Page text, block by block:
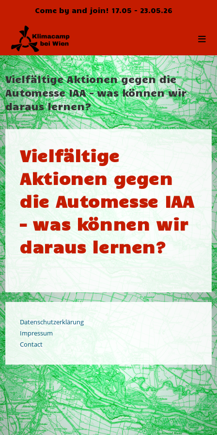
content
Come by and join! 17.05 - 23.05.26
Vielfältige Aktionen gegen die
Automesse IAA – was können wir
daraus lernen?
Vielfältige
Aktionen gegen
die Automesse IAA
– was können wir
daraus lernen?
Datenschutzerklärung
Impressum
Contact